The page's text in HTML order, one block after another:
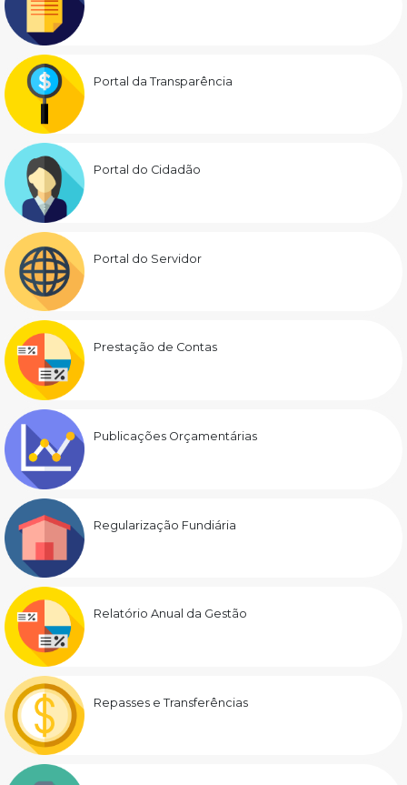
Portal da Transparência
Portal do Cidadão
Portal do Servidor
Prestação de Contas
Publicações Orçamentárias
Regularização Fundiária
Relatório Anual da Gestão
Repasses e Transferências